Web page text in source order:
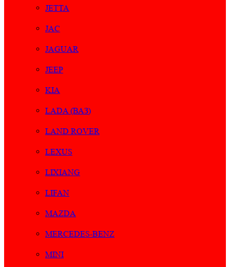
JETTA
JAC
JAGUAR
JEEP
KIA
LADA (ВАЗ)
LAND ROVER
LEXUS
LIXIANG
LIFAN
MAZDA
MERCEDES-BENZ
MINI